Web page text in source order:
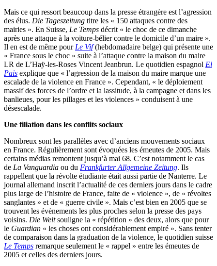
Mais ce qui ressort beaucoup dans la presse étrangère est l’agression
des élus. Die Tageszeitung titre les « 150 attaques contre des
mairies ». En Suisse, Le Temps décrit « le choc de ce dimanche
après une attaque à la voiture-bélier contre le domicile d’un maire ».
Il en est de même pour Le Vif(hebdomadaire belge) qui présente une
« France sous le choc » suite à l’attaque contre la maison du maire
LR de L’Haÿ-les-Roses Vincent Jeanbrun. Le quotidien espagnol El
Pais explique que « l’agression de la maison du maire marque une
escalade de la violence en France ». Cependant, « le déploiement
massif des forces de l’ordre et la lassitude, à la campagne et dans les
banlieues, pour les pillages et les violences » conduisent à une
désescalade.
Une filiation dans les conflits sociaux
Nombreux sont les parallèles avec d’anciens mouvements sociaux
en France. Régulièrement sont évoquées les émeutes de 2005. Mais
certains médias remontent jusqu’à mai 68. C’est notamment le cas
de La Vanguardia ou du Frankfurter Allgemeine Zeitung. Ils
rappellent que la révolte étudiante était aussi partie de Nanterre. Le
journal allemand inscrit l’actualité de ces derniers jours dans le cadre
plus large de l’histoire de France, faite de « violence », de « révoltes
sanglantes » et de « guerre civile ». Mais c’est bien en 2005 que se
trouvent les évènements les plus proches selon la presse des pays
voisins. Die Weltsouligne la « répétition » des deux, alors que pour
le Guardian « les choses ont considérablement empiré ». Sans tenter
de comparaison dans la graduation de la violence, le quotidien suisse
Le Temps remarque seulement le « rappel » entre les émeutes de
2005 et celles des derniers jours.